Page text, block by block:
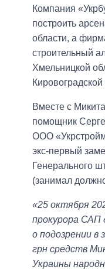
Компания
построить
области, а
строительный
Хмельницкой
Кировоградской
Вместе с
помощник
ООО
экс-первый
Генерального
(занимал
«25 октября
прокурора
о подозрении в
грн средств
Украины